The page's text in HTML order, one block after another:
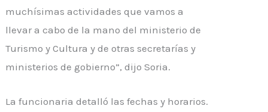
muchísimas actividades que vamos a
llevar a cabo de la mano del ministerio de
Turismo y Cultura y de otras secretarías y
ministerios de gobierno”, dijo Soria.
La funcionaria detalló las fechas y horarios.